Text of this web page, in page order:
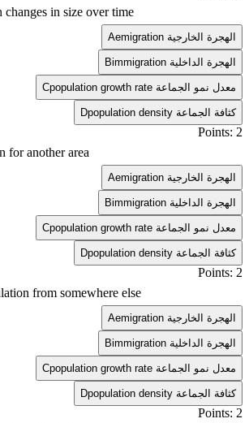
changes in size over time
A emigration الهجرة الخارجية
B immigration الهجرة الداخلية
C population growth rate معدل نمو الجماعة
D population density كثافة الجماعة
Points: 2
for another area
A emigration الهجرة الخارجية
B immigration الهجرة الداخلية
C population growth rate معدل نمو الجماعة
D population density كثافة الجماعة
Points: 2
from somewhere else
A emigration الهجرة الخارجية
B immigration الهجرة الداخلية
C population growth rate معدل نمو الجماعة
D population density كثافة الجماعة
Points: 2